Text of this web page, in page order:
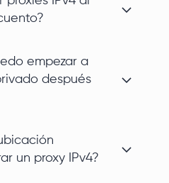
empezar a
después
un proxy IPv4?